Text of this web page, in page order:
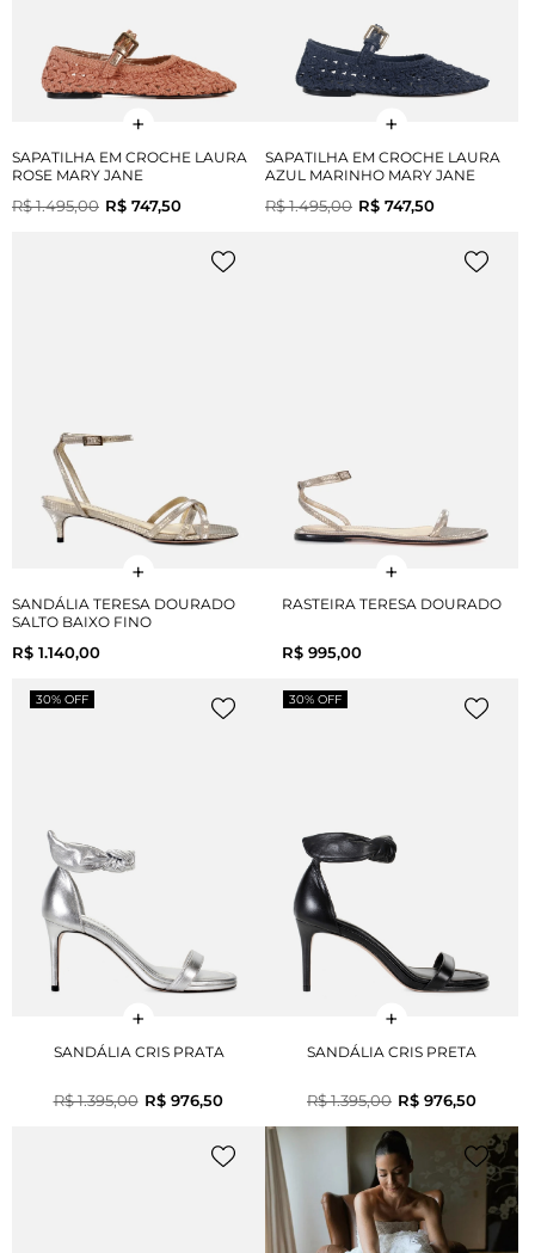
SAPATILHA EM CROCHE LAURA
ROSE MARY JANE
R$ 1.495,00 R$ 747,50
SAPATILHA EM CROCHE LAURA
AZUL MARINHO MARY JANE
R$ 1.495,00 R$ 747,50
SANDÁLIA TERESA DOURADO
SALTO BAIXO FINO
R$ 1.140,00
RASTEIRA TERESA DOURADO
R$ 995,00
30% OFF
SANDÁLIA CRIS PRATA
R$ 1.395,00 R$ 976,50
30% OFF
SANDÁLIA CRIS PRETA
R$ 1.395,00 R$ 976,50